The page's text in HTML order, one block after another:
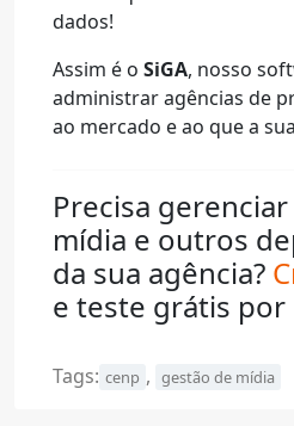
dados!
Assim é o SiGA, nosso
administrar agências de
ao mercado e ao que a
Precisa
mídia e outros
da sua agência?
e teste grátis por
Tags: cenp , gestão de mídia